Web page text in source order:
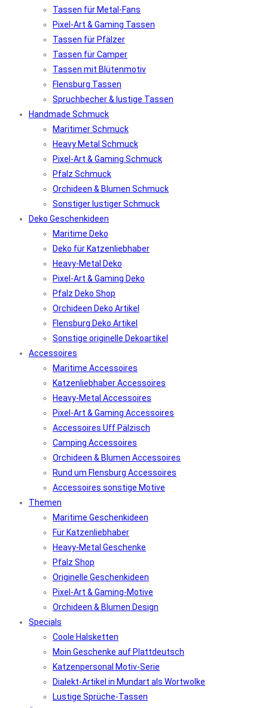
Tassen für Metal-Fans
Pixel-Art & Gaming Tassen
Tassen für Pfälzer
Tassen für Camper
Tassen mit Blütenmotiv
Flensburg Tassen
Spruchbecher & lustige Tassen
Handmade Schmuck
Maritimer Schmuck
Heavy Metal Schmuck
Pixel-Art & Gaming Schmuck
Pfalz Schmuck
Orchideen & Blumen Schmuck
Sonstiger lustiger Schmuck
Deko Geschenkideen
Maritime Deko
Deko für Katzenliebhaber
Heavy-Metal Deko
Pixel-Art & Gaming Deko
Pfalz Deko Shop
Orchideen Deko Artikel
Flensburg Deko Artikel
Sonstige originelle Dekoartikel
Accessoires
Maritime Accessoires
Katzenliebhaber Accessoires
Heavy-Metal Accessoires
Pixel-Art & Gaming Accessoires
Accessoires Uff Pälzisch
Camping Accessoires
Orchideen & Blumen Accessoires
Rund um Flensburg Accessoires
Accessoires sonstige Motive
Themen
Maritime Geschenkideen
Für Katzenliebhaber
Heavy-Metal Geschenke
Pfalz Shop
Originelle Geschenkideen
Pixel-Art & Gaming-Motive
Orchideen & Blumen Design
Specials
Coole Halsketten
Moin Geschenke auf Plattdeutsch
Katzenpersonal Motiv-Serie
Dialekt-Artikel in Mundart als Wortwolke
Lustige Sprüche-Tassen